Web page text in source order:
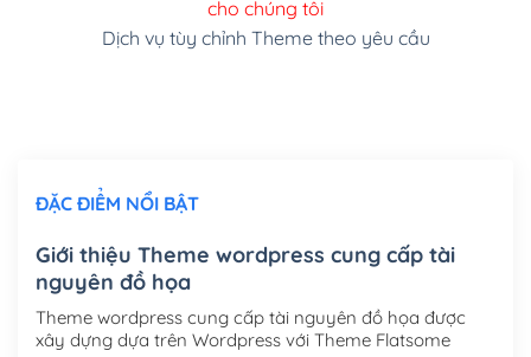
Cài đặt SMTP Mail cho site Wordpress(+100,000₫)
Mua thêm Host + Tên miền
Tên miền quốc tế .com .net .org (1 năm)
(+300,000₫)
Tên miền Việt Nam .vn (1 năm)
Hosting 2GB SSD (1 năm) (+450,000₫)
cho chúng tôi
Dịch vụ tùy chỉnh Theme theo yêu cầu
ĐẶC ĐIỂM NỔI BẬT
Giới thiệu Theme wordpress cung cấp tài
nguyên đồ họa
Theme wordpress cung cấp tài nguyên đồ họa được
xây dựng dựa trên Wordpress với Theme Flatsome